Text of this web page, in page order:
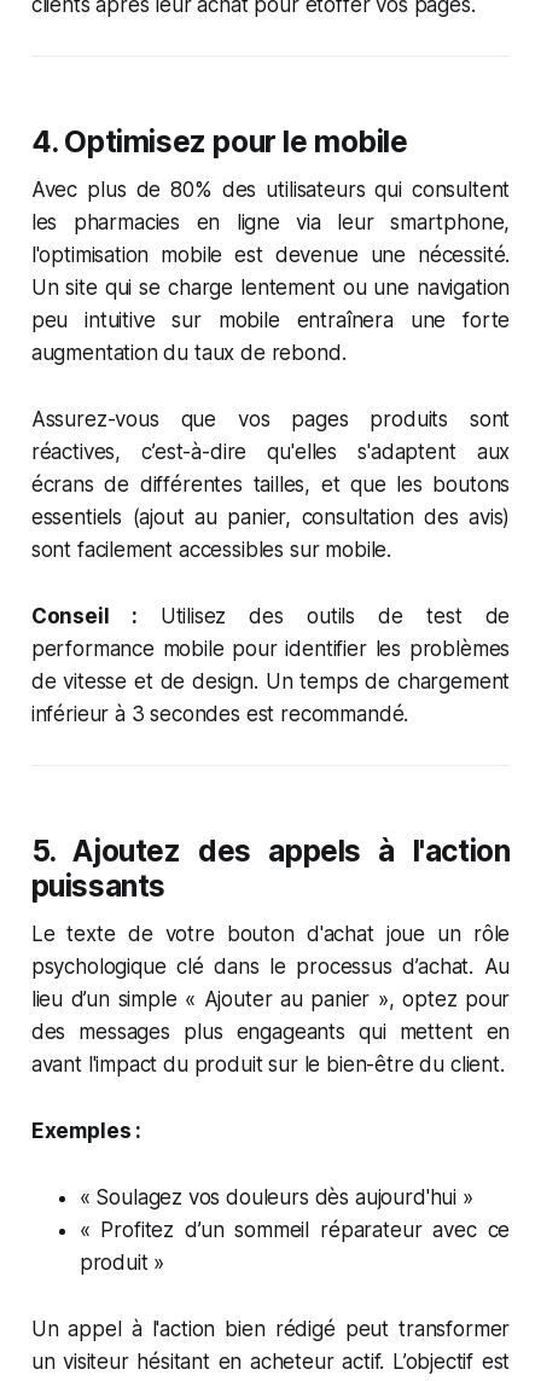
clients après leur achat pour étoffer vos pages.
4. Optimisez pour le mobile
Avec plus de 80% des utilisateurs qui consultent
les pharmacies en ligne via leur smartphone,
l'optimisation mobile est devenue une nécessité.
Un site qui se charge lentement ou une navigation
peu intuitive sur mobile entraînera une forte
augmentation du taux de rebond.
Assurez-vous que vos pages produits sont
réactives, c’est-à-dire qu'elles s'adaptent aux
écrans de différentes tailles, et que les boutons
essentiels (ajout au panier, consultation des avis)
sont facilement accessibles sur mobile.
Conseil : Utilisez des outils de test de
performance mobile pour identifier les problèmes
de vitesse et de design. Un temps de chargement
inférieur à 3 secondes est recommandé.
5.Ajoutez des appels à l'action
puissants
Le texte de votre bouton d'achat joue un rôle
psychologique clé dans le processus d’achat. Au
lieu d’un simple « Ajouter au panier », optez pour
des messages plus engageants qui mettent en
avant l'impact du produit sur le bien-être du client.
Exemples :
« Soulagez vos douleurs dès aujourd'hui »
« Profitez d’un sommeil réparateur avec ce
produit »
Un appel à l'action bien rédigé peut transformer
un visiteur hésitant en acheteur actif. L’objectif est